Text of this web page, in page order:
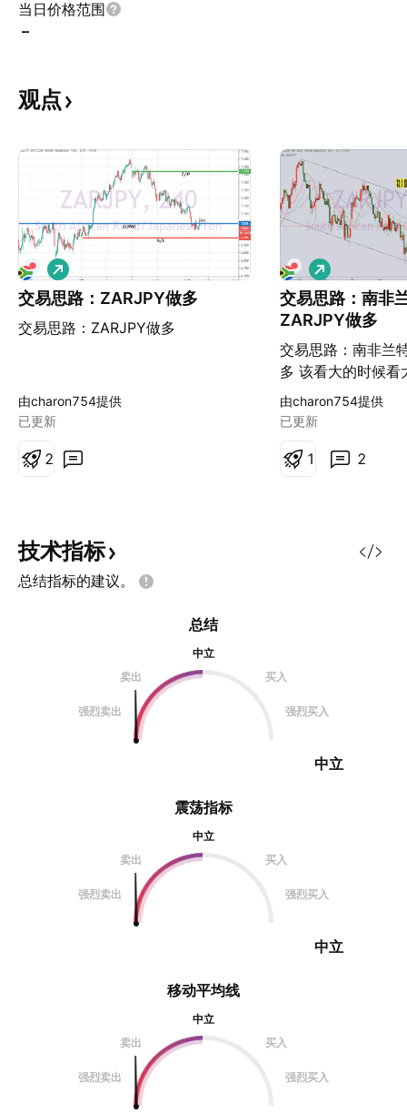
当日价格范围
–
观点
交易思路：ZARJPY做多
交易思路：ZARJPY做多
做
多
由charon754提供
已更新
2
交易思路：南非
ZARJPY做多
交易思路：南非兰
多 该看大的时候看
看小
做
多
由charon754提供
已更新
2
1
技术指标
总结指标的建议。
震荡指标
中立
卖出
买入
强烈卖出 强烈买入
中立
总结
中立
卖出
买入
强烈卖出 强烈买入
中立
移动平均线
中立
卖出
买入
强烈卖出 强烈买入